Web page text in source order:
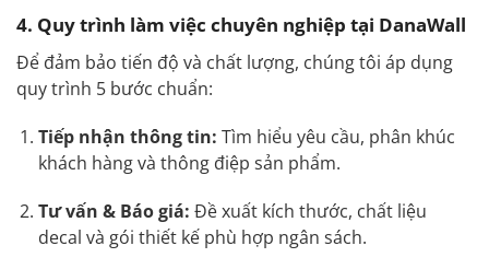
4. Quy trình làm việc chuyên nghiệp tại DanaWall
Để đảm bảo tiến độ và chất lượng, chúng tôi áp dụng
quy trình 5 bước chuẩn:
Tiếp nhận thông tin: Tìm hiểu yêu cầu, phân khúc
khách hàng và thông điệp sản phẩm.
Tư vấn & Báo giá: Đề xuất kích thước, chất liệu
decal và gói thiết kế phù hợp ngân sách.